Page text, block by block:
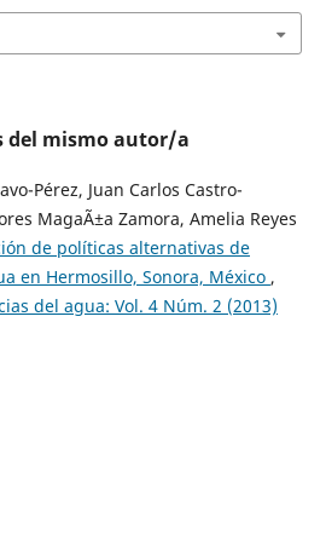
del mismo autor/a
Pérez, Juan Carlos Castro-
MagaÃ±a Zamora, Amelia Reyes
de políticas alternativas de
en Hermosillo, Sonora, México ,
del agua: Vol. 4 Núm. 2 (2013)